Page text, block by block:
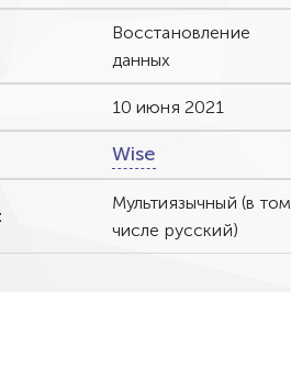
Восстановление
данных
10 июня 2021
Wise
Мультиязычный (в том
числе русский)